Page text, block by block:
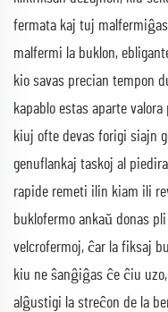
fermata kaj tuj
malfermi la buklon,
kio savas precian tempon
kapablo estas aparte
kiuj ofte devas forigi siajn
genuflankaj taskoj al
rapide remeti ilin kiam ili
buklofermo ankaŭ donas
velcrofermoj, ĉar la fiksaj
kiu ne ŝanĝiĝas ĉe ĉiu
alĝustigi la streĉon de la